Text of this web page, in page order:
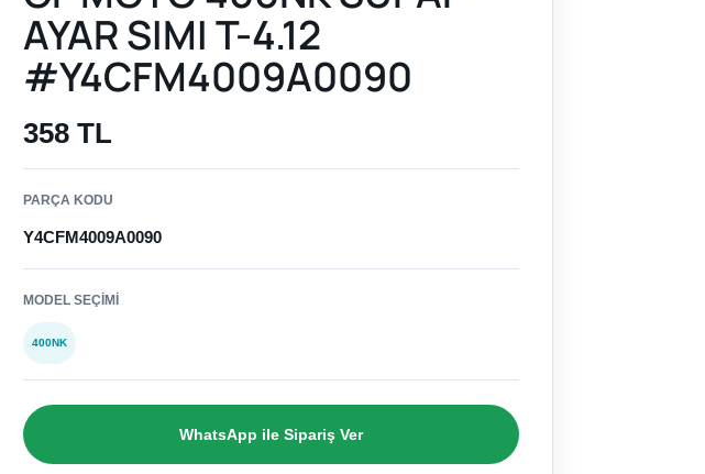
AYAR SIMI T-4.12
#Y4CFM4009A0090
358 TL
PARÇA KODU
Y4CFM4009A0090
MODEL SEÇIMI
400NK
WhatsApp ile Sipariş Ver